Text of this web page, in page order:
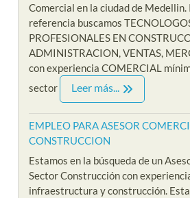
Comercial en la ciudad de
referencia buscamos
PROFESIONALES EN
ADMINISTRACION, VENTAS,
con experiencia COMERCIAL
sector
Leer más...
EMPLEO PARA ASESOR
CONSTRUCCION
Estamos en la búsqueda de un
Sector Construcción con
infraestructura y construcción.